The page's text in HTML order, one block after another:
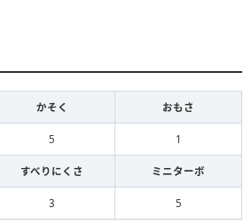
かそく おもさ
5 1
すべりにくさ ミニターボ
3 5